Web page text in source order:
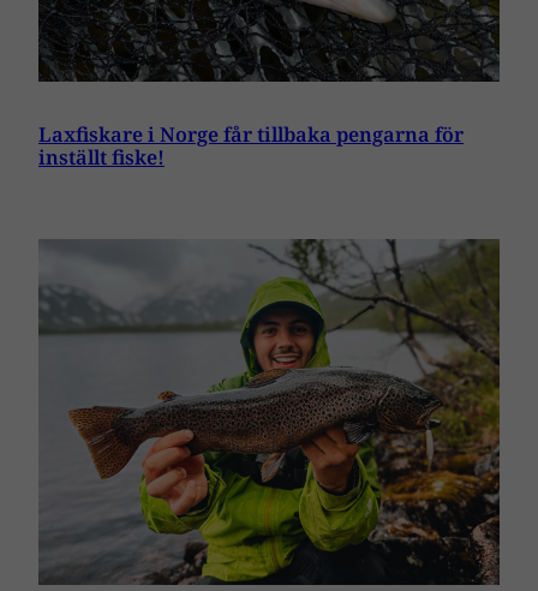
Laxfiskare i Norge får tillbaka pengarna för
inställt fiske!